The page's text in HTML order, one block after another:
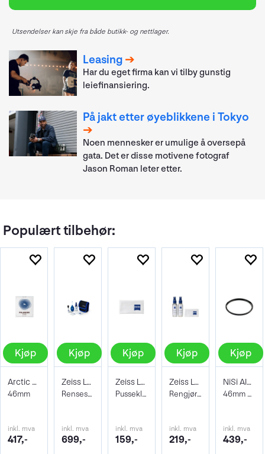
Utsendelser kan skje fra både butikk- og nettlager.
Leasing
Har du eget firma kan vi tilby gunstig
leiefinansiering.
På jakt etter øyeblikkene i Tokyo
Noen mennesker er umulige å oversepå
gata. Det er disse motivene fotograf
Jason Roman leter etter.
Populært tilbehør:
Kjøp
Arctic Pro filter Polarizer
46mm
inkl. mva
417,-
Kjøp
Zeiss Lens Cleaning Kit
Rensesett for objektiv og kamera
inkl. mva
699,-
Kjøp
Zeiss Lens Cleaning Microfibre Cloth
Pusseklut
inkl. mva
159,-
Kjøp
Zeiss Lens Cleaning Fluid Spray
Rengjørings-Spray til Objektiver
inkl. mva
219,-
Kjøp
NiSi AIR Protector Filter 46mm
46mm Beskyttelsesfilter
inkl. mva
439,-